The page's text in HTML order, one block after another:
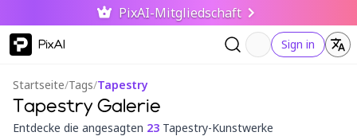
PixAI-Mitgliedschaft
PixAI Sign in
Startseite/Tags/Tapestry
Tapestry Galerie
Entdecke die angesagten 23 Tapestry-Kunstwerke